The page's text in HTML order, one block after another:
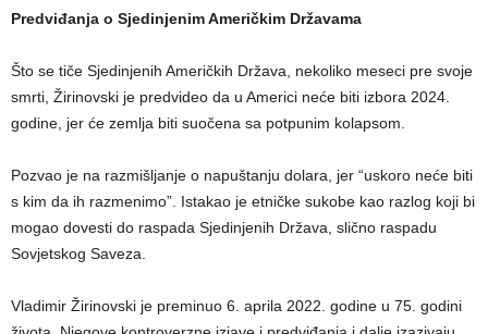
Predviđanja o Sjedinjenim Američkim Državama
Što se tiče Sjedinjenih Američkih Država, nekoliko meseci pre svoje
smrti, Žirinovski je predvideo da u Americi neće biti izbora 2024.
godine, jer će zemlja biti suočena sa potpunim kolapsom.
Pozvao je na razmišljanje o napuštanju dolara, jer “uskoro neće biti
s kim da ih razmenimo”. Istakao je etničke sukobe kao razlog koji bi
mogao dovesti do raspada Sjedinjenih Država, slično raspadu
Sovjetskog Saveza.
Vladimir Žirinovski je preminuo 6. aprila 2022. godine u 75. godini